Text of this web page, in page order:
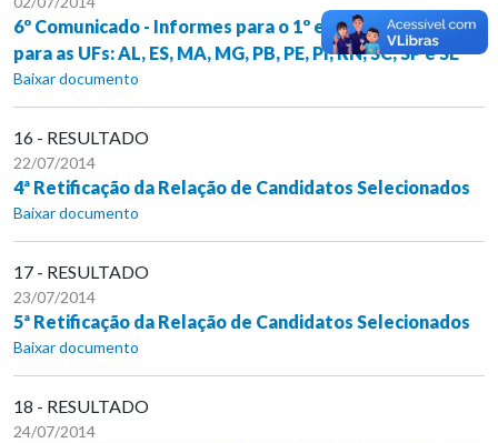
6º Comunicado - Informes para o 1º encontro presencial
para as UFs: AL, ES, MA, MG, PB, PE, PI, RN, SC, SP e SE
Baixar documento
16 - RESULTADO
22/07/2014
4ª Retificação da Relação de Candidatos Selecionados
Baixar documento
17 - RESULTADO
23/07/2014
5ª Retificação da Relação de Candidatos Selecionados
Baixar documento
18 - RESULTADO
24/07/2014